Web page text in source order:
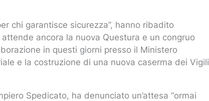
chi garantisce sicurezza”, hanno ribadito
ancora la nuova Questura e un congruo
in questi giorni presso il Ministero
e la costruzione di una nuova caserma dei Vigili
Spedicato, ha denunciato un’attesa “ormai